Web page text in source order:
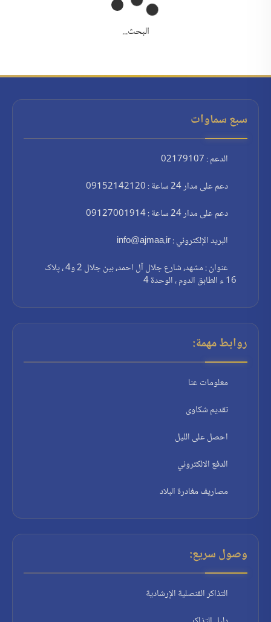
البحث...
سبع سماوات
الدعم : 02179107
دعم على مدار 24 ساعة : 09152142120
دعم على مدار 24 ساعة : 09127001914
البريد الإلكتروني : info@ajmaa.ir
عنوان : مشهد، شارع جلال آل احمد، بين جلال 2 و4 ، پلاک
16 ء الطابق الدوم ، الوحدة 4
روابط مهمة:
معلومات عنا
تقديم شكاوى
احصل على الليل
الدفع الالكتروني
مصاريف مغادرة البلاد
وصول سريع:
التذاكر القنصلية الإرشادية